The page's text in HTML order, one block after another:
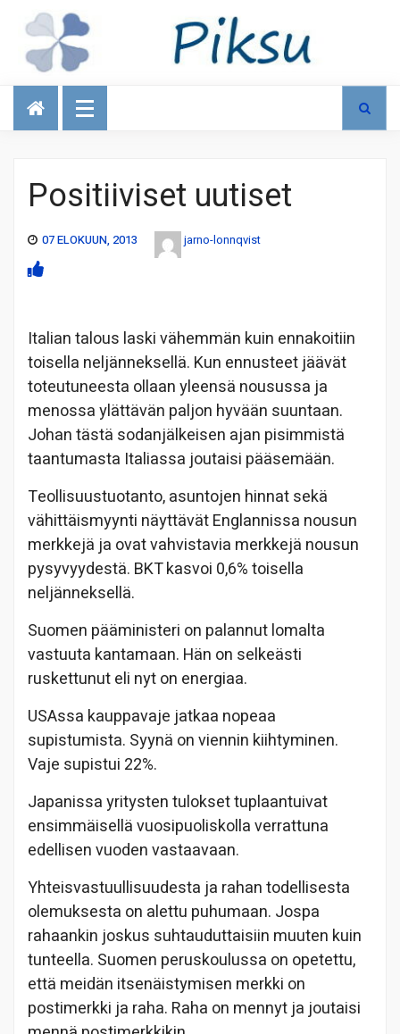
Talous
Positiiviset uutiset
07 ELOKUUN, 2013 jarno-lonnqvist
Italian talous laski vähemmän kuin ennakoitiin
toisella neljänneksellä. Kun ennusteet jäävät
toteutuneesta ollaan yleensä nousussa ja
menossa ylättävän paljon hyvään suuntaan.
Johan tästä sodanjälkeisen ajan pisimmistä
taantumasta Italiassa joutaisi pääsemään.
Teollisuustuotanto, asuntojen hinnat sekä
vähittäismyynti näyttävät Englannissa nousun
merkkejä ja ovat vahvistavia merkkejä nousun
pysyvyydestä. BKT kasvoi 0,6% toisella
neljänneksellä.
Suomen pääministeri on palannut lomalta
vastuuta kantamaan. Hän on selkeästi
ruskettunut eli nyt on energiaa.
USAssa kauppavaje jatkaa nopeaa
supistumista. Syynä on viennin kiihtyminen.
Vaje supistui 22%.
Japanissa yritysten tulokset tuplaantuivat
ensimmäisellä vuosipuoliskolla verrattuna
edellisen vuoden vastaavaan.
Yhteisvastuullisuudesta ja rahan todellisesta
olemuksesta on alettu puhumaan. Jospa
rahaankin joskus suhtauduttaisiin muuten kuin
tunteella. Suomen peruskoulussa on opetettu,
että meidän itsenäistymisen merkki on
postimerkki ja raha. Raha on mennyt ja joutaisi